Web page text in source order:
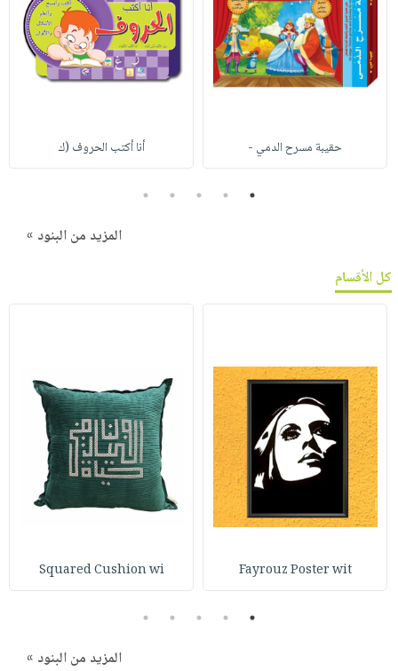
حقيبة مسرح الدمي - أنا أكتب الحروف (ك
1
2
3
4
5
المزيد من البنود »
كل الأقسام
Fayrouz Poster wit
Squared Cushion wi
1
2
3
4
5
المزيد من البنود »